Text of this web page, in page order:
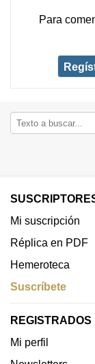
Para
Mi suscripción
Réplica en PDF
Hemeroteca
Suscríbete
REGISTRADOS
Mi perfil